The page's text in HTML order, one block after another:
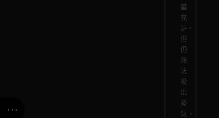
量
充
足，
但
仍
無
法
吸
出
蒸
氣。